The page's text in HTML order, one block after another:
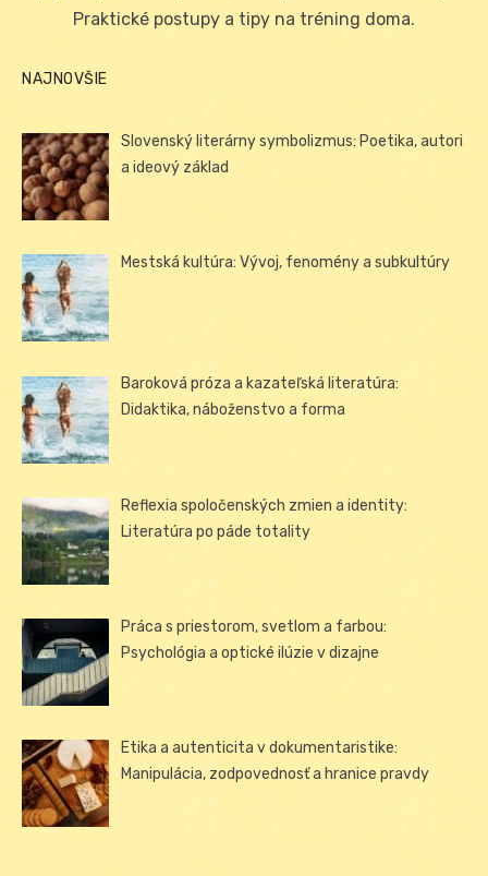
Praktické postupy a tipy na tréning doma.
NAJNOVŠIE
Slovenský literárny symbolizmus: Poetika, autori
a ideový základ
Mestská kultúra: Vývoj, fenomény a subkultúry
Baroková próza a kazateľská literatúra:
Didaktika, náboženstvo a forma
Reflexia spoločenských zmien a identity:
Literatúra po páde totality
Práca s priestorom, svetlom a farbou:
Psychológia a optické ilúzie v dizajne
Etika a autenticita v dokumentaristike:
Manipulácia, zodpovednosť a hranice pravdy